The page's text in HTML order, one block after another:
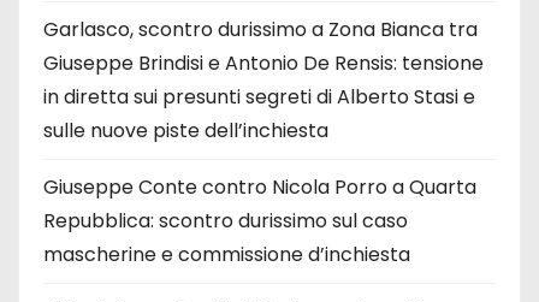
Garlasco, scontro durissimo a Zona Bianca tra
Giuseppe Brindisi e Antonio De Rensis: tensione
in diretta sui presunti segreti di Alberto Stasi e
sulle nuove piste dell’inchiesta
Giuseppe Conte contro Nicola Porro a Quarta
Repubblica: scontro durissimo sul caso
mascherine e commissione d’inchiesta